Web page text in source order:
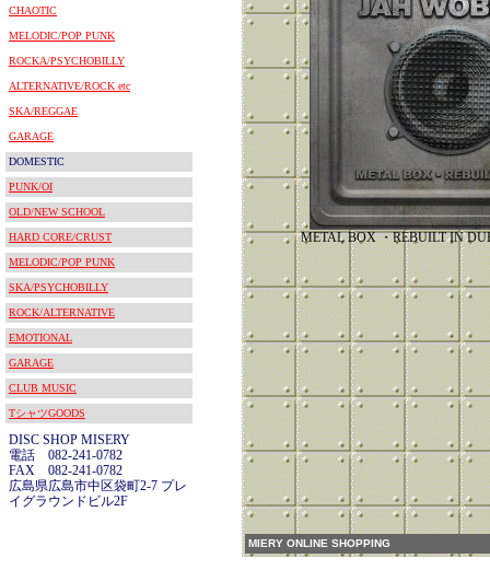
CHAOTIC
MELODIC/POP PUNK
ROCKA/PSYCHOBILLY
ALTERNATIVE/ROCK etc
SKA/REGGAE
GARAGE
DOMESTIC
PUNK/OI
OLD/NEW SCHOOL
HARD CORE/CRUST
MELODIC/POP PUNK
SKA/PSYCHOBILLY
ROCK/ALTERNATIVE
EMOTIONAL
GARAGE
CLUB MUSIC
TシャツGOODS
DISC SHOP MISERY
電話 082-241-0782
FAX 082-241-0782
広島県広島市中区袋町2-7 プレ
イグラウンドビル2F
METAL BOX ・REBUILT IN
MIERY ONLINE SHOPPING